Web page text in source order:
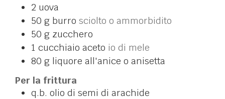
2 uova
50 g burro sciolto o ammorbidito
50 g zucchero
1 cucchiaio aceto io di mele
80 g liquore all'anice o anisetta
Per la frittura
q.b. olio di semi di arachide